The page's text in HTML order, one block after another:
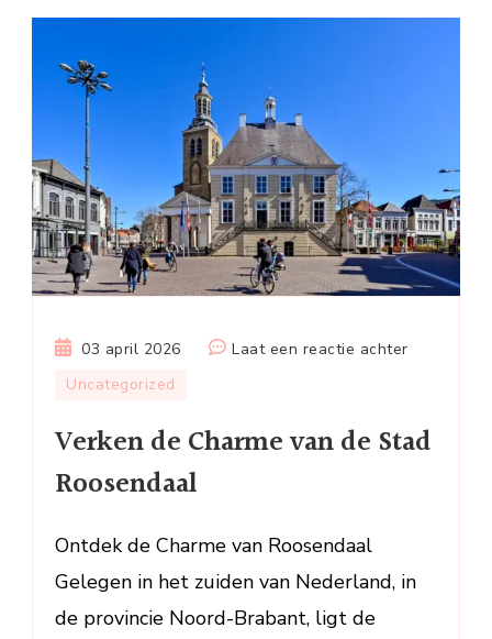
03 april 2026 Laat een reactie achterop
Charme
Uncategorized
Verken de Charme van de Stad
Roosendaal
Ontdek de Charme van Roosendaal
Gelegen in het zuiden van Nederland, in
de provincie Noord-Brabant, ligt de